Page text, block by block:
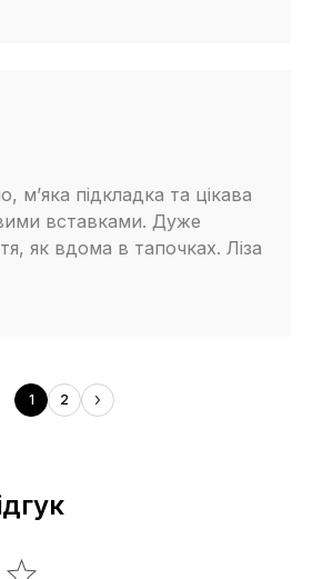
м’яка підкладка та цікава
вставками. Дуже
як вдома в тапочках. Ліза
1 2